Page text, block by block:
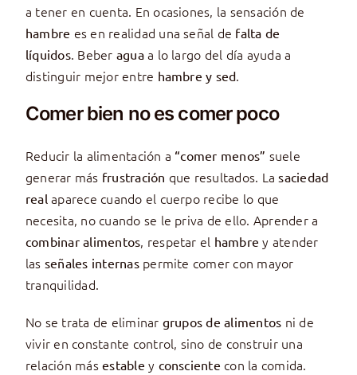
a tener en cuenta. En ocasiones, la sensación de
hambre es en realidad una señal de falta de
líquidos. Beber aguaa lo largo del día ayuda a
distinguir mejor entre hambre y sed.
Comer bien no es comer poco
Reducir la alimentación a “comer menos” suele
generar más frustración que resultados. Lasaciedad
realaparece cuando el cuerpo recibe lo que
necesita, no cuando se le priva de ello. Aprender a
combinar alimentos, respetar el hambre y atender
las señales internaspermite comer con mayor
tranquilidad.
No se trata de eliminar grupos de alimentos ni de
vivir en constante control, sino de construir una
relación másestable y consciente con la comida.